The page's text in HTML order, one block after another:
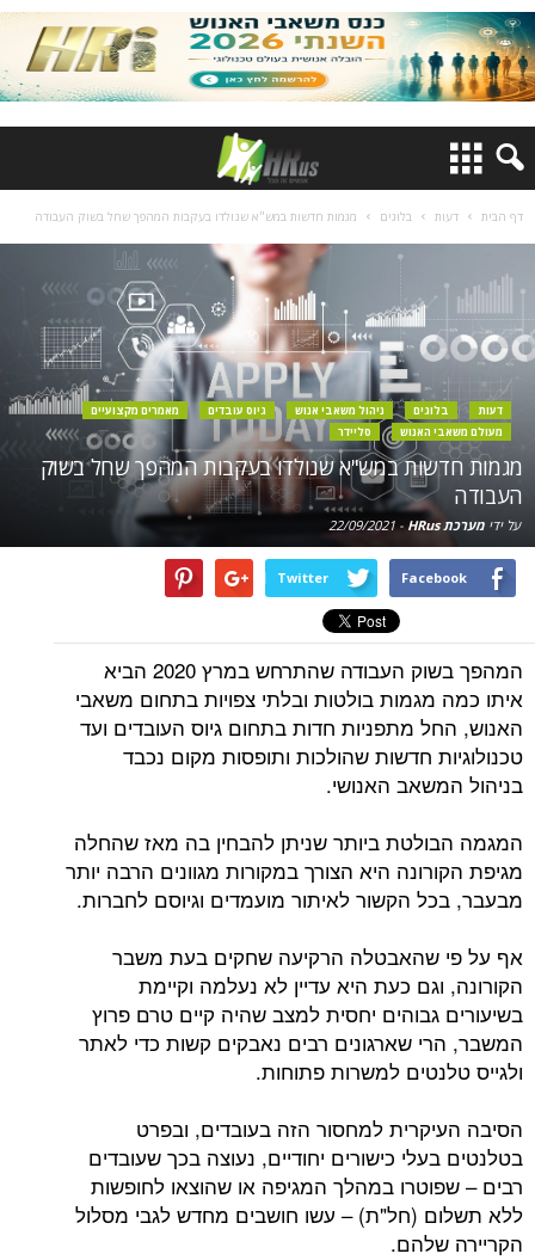
דף הבית דעות בלוגים מגמות חדשות במש"א שנולדו בעקבות המהפך שחל בשוק העבודה
דעות בלוגים ניהול משאבי אנוש גיוס עובדים
מאמרים מקצועיים
מעולם משאבי האנוש
סליידר
מגמות חדשות במש"א שנולדו בעקבות המהפך שחל בשוק
העבודה
על ידי מערכת HRus -
22/09/2021
Facebook
Twitter
המהפך בשוק העבודה שהתרחש במרץ 2020 הביא
איתו כמה מגמות בולטות ובלתי צפויות בתחום משאבי
האנוש, החל מתפניות חדות בתחום גיוס העובדים ועד
טכנולוגיות חדשות שהולכות ותופסות מקום נכבד
בניהול המשאב האנושי.
המגמה הבולטת ביותר שניתן להבחין בה מאז שהחלה
מגיפת הקורונה היא הצורך במקורות מגוונים הרבה יותר
מבעבר, בכל הקשור לאיתור מועמדים וגיוסם לחברות.
אף על פי שהאבטלה הרקיעה שחקים בעת משבר
הקורונה, וגם כעת היא עדיין לא נעלמה וקיימת
בשיעורים גבוהים יחסית למצב שהיה קיים טרם פרוץ
המשבר, הרי שארגונים רבים נאבקים קשות כדי לאתר
ולגייס טלנטים למשרות פתוחות.
הסיבה העיקרית למחסור הזה בעובדים, ובפרט
בטלנטים בעלי כישורים יחודיים, נעוצה בכך שעובדים
רבים – שפוטרו במהלך המגיפה או שהוצאו לחופשות
ללא תשלום (חל"ת) – עשו חושבים מחדש לגבי מסלול
הקריירה שלהם.